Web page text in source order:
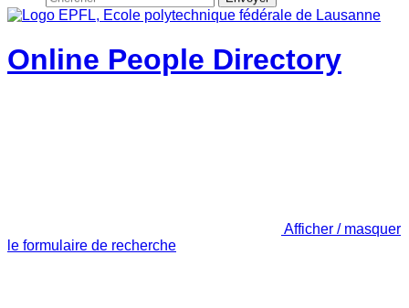
Online People Directory
Afficher / masquer
le formulaire de recherche